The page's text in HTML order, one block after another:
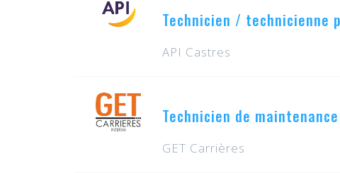
Technicien / technicienne
API Castres
Technicien de
GET Carrières